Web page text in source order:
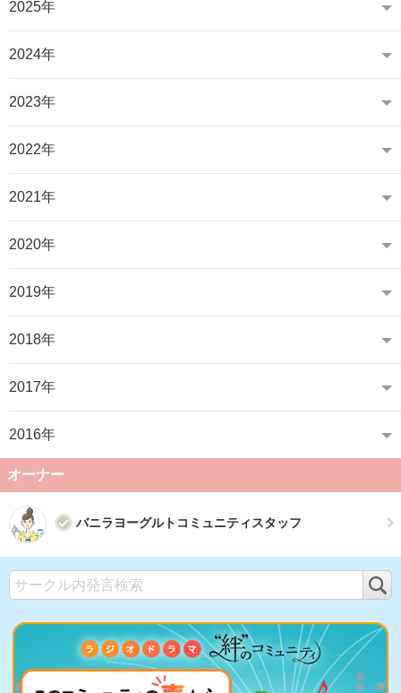
2025年
2024年
2023年
2022年
2021年
2020年
2019年
2018年
2017年
2016年
オーナー
バニラヨーグルトコミュニティスタッフ